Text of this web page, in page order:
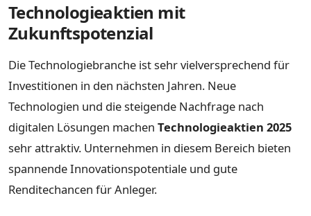
Technologieaktien mit
Zukunftspotenzial
Die Technologiebranche ist sehr vielversprechend für
Investitionen in den nächsten Jahren. Neue
Technologien und die steigende Nachfrage nach
digitalen Lösungen machen Technologieaktien 2025
sehr attraktiv. Unternehmen in diesem Bereich bieten
spannende Innovationspotentiale und gute
Renditechancen für Anleger.